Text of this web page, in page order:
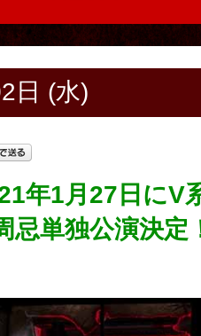
日 (水)
年1月27日にV
忌単独公演決定